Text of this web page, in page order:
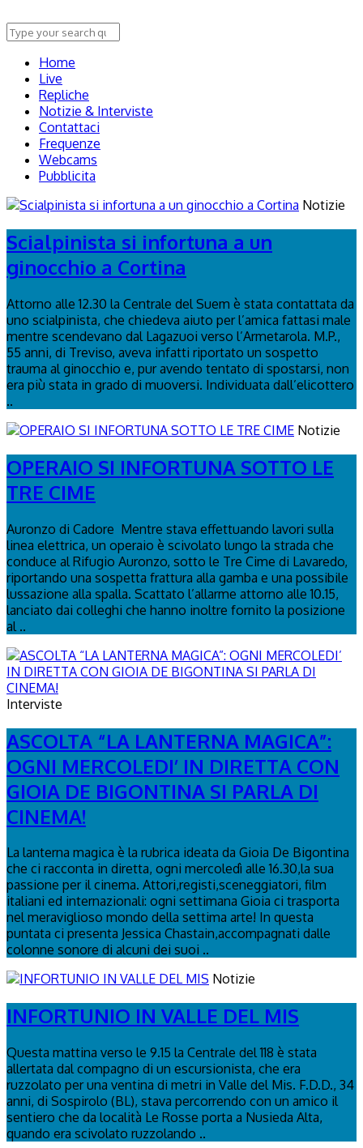
Home
Live
Repliche
Notizie & Interviste
Contattaci
Frequenze
Webcams
Pubblicita
Notizie
Scialpinista si infortuna a un
ginocchio a Cortina
Attorno alle 12.30 la Centrale del Suem è stata contattata da
uno scialpinista, che chiedeva aiuto per l’amica fattasi male
mentre scendevano dal Lagazuoi verso l’Armetarola. M.P.,
55 anni, di Treviso, aveva infatti riportato un sospetto
trauma al ginocchio e, pur avendo tentato di spostarsi, non
era più stata in grado di muoversi. Individuata dall’elicottero
..
Notizie
OPERAIO SI INFORTUNA SOTTO LE
TRE CIME
Auronzo di Cadore Mentre stava effettuando lavori sulla
linea elettrica, un operaio è scivolato lungo la strada che
conduce al Rifugio Auronzo, sotto le Tre Cime di Lavaredo,
riportando una sospetta frattura alla gamba e una possibile
lussazione alla spalla. Scattato l’allarme attorno alle 10.15,
lanciato dai colleghi che hanno inoltre fornito la posizione
al ..
Interviste
ASCOLTA “LA LANTERNA MAGICA”:
OGNI MERCOLEDI’ IN DIRETTA CON
GIOIA DE BIGONTINA SI PARLA DI
CINEMA!
La lanterna magica è la rubrica ideata da Gioia De Bigontina
che ci racconta in diretta, ogni mercoledì alle 16.30,la sua
passione per il cinema. Attori,registi,sceneggiatori, film
italiani ed internazionali: ogni settimana Gioia ci trasporta
nel meraviglioso mondo della settima arte! In questa
puntata ci presenta Jessica Chastain,accompagnati dalle
colonne sonore di alcuni dei suoi ..
Notizie
INFORTUNIO IN VALLE DEL MIS
Questa mattina verso le 9.15 la Centrale del 118 è stata
allertata dal compagno di un escursionista, che era
ruzzolato per una ventina di metri in Valle del Mis. F.D.D., 34
anni, di Sospirolo (BL), stava percorrendo con un amico il
sentiero che da località Le Rosse porta a Nusieda Alta,
quando era scivolato ruzzolando ..